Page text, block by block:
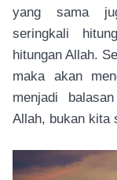
yang sama
seringkali
hitungan Allah.
maka akan
menjadi
Allah, bukan kita